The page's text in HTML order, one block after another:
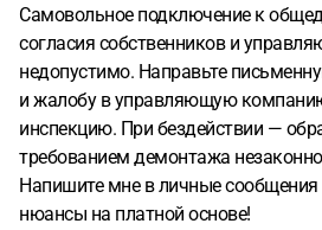
Самовольное подключение к
согласия собственников и
недопустимо. Направьте
и жалобу в управляющую
инспекцию. При бездействии —
требованием демонтажа
Напишите мне в личные
нюансы на платной основе!